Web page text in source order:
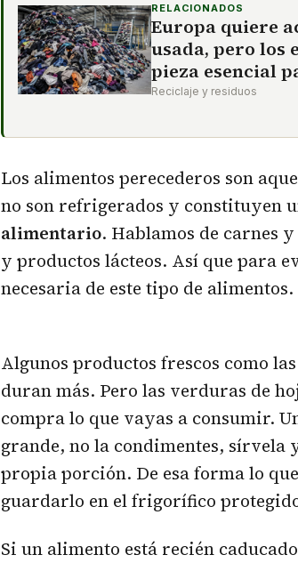
RELACIONADOS
Europa quiere
usada, pero los
pieza esencial
Reciclaje y residuos
Los alimentos perecederos son
no son refrigerados y constituyen
alimentario. Hablamos de carnes
y productos lácteos. Así que para
necesaria de este tipo de alimentos.
Algunos productos frescos como
duran más. Pero las verduras de
compra lo que vayas a consumir.
grande, no la condimentes, sírvela
propia porción. De esa forma lo
guardarlo en el frigorífico
Si un alimento está recién